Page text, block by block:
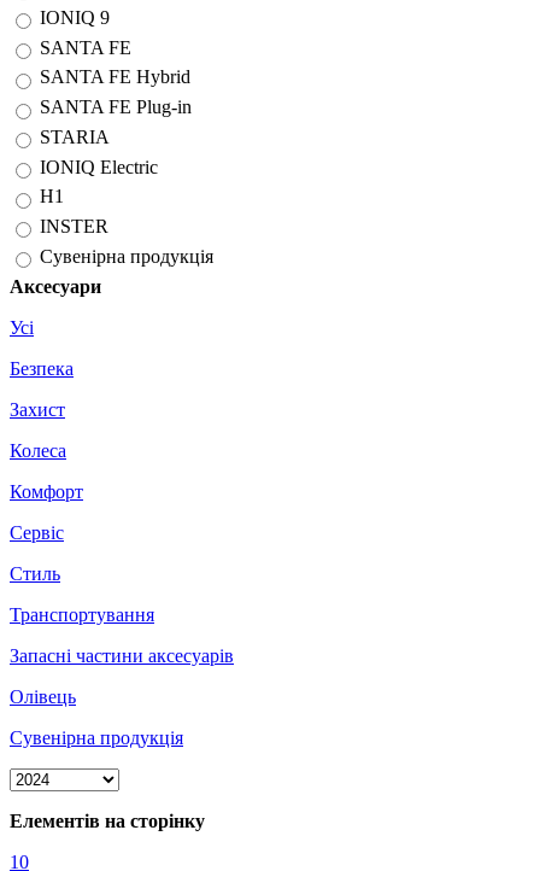
IONIQ 9
SANTA FE
SANTA FE Hybrid
SANTA FE Plug-in
STARIA
IONIQ Electric
H1
INSTER
Сувенірна продукція
Аксесуари
Усі
Безпека
Захист
Колеса
Комфорт
Сервіс
Стиль
Транспортування
Запасні частини аксесуарів
Олівець
Сувенірна продукція
Елементів на сторінку
10